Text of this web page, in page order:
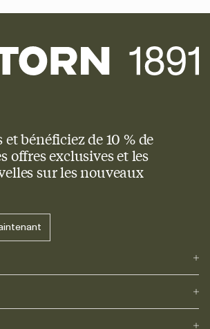
bénéficiez de 10 % de
offres exclusives et les
sur les nouveaux